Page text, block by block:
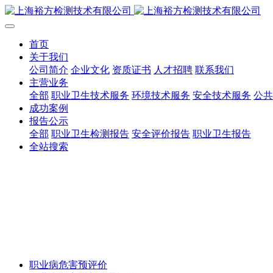
首页
关于我们
公司简介 企业文化 资质证书 人才招聘 联系我们
主营业务
全部 职业卫生技术服务 环境技术服务 安全技术服务 公
成功案例
报告公示
全部 职业卫生检测报告 安全评价报告 职业卫生报告
全站搜索
职业病危害预评价